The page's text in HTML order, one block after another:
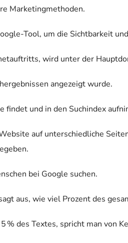
Marketingmethoden.
Tool, um die Sichtbarkeit
wird unter der
angezeigt wurde.
findet und in den Suchindex
auf unterschiedliche
bei Google suchen.
aus, wie viel Prozent des
% des Textes, spricht man von